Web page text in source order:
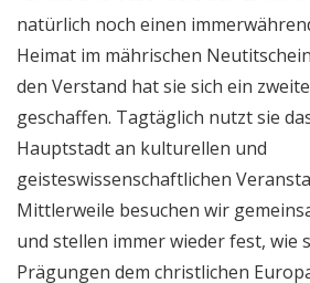
natürlich noch einen
Heimat im mährischen
den Verstand hat sie sich ein
geschaffen. Tagtäglich nutzt sie
Hauptstadt an kulturellen und
geisteswissenschaftlichen
Mittlerweile besuchen wir
und stellen immer wieder fest, wie
Prägungen dem christlichen